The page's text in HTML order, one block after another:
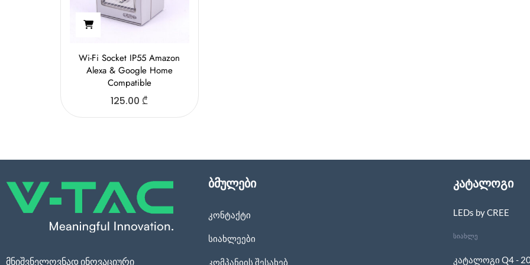
Wi-Fi Socket IP55 Amazon
Alexa & Google Home
Compatible
125.00₾
მნიშვნელოვნად ინოვაციური
ბმულები
კონტაქტი
სიახლეები
კომპანიის შესახებ
კატალოგი
LEDs by CREE
სიახლე
კატალოგი Q4 -